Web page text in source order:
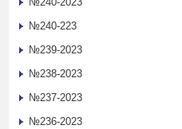
№240-223
№239-2023
№238-2023
№237-2023
№236-2023